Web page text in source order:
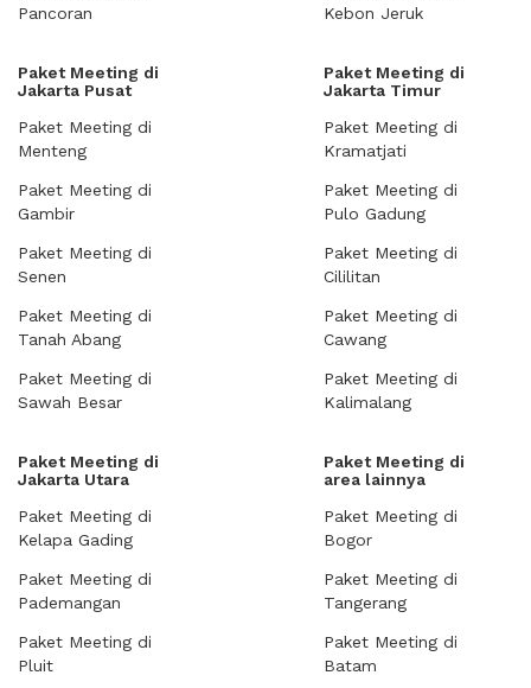
Pancoran
Kebon Jeruk
Paket Meeting di
Jakarta Pusat
Paket Meeting di
Menteng
Paket Meeting di
Gambir
Paket Meeting di
Senen
Paket Meeting di
Tanah Abang
Paket Meeting di
Sawah Besar
Paket Meeting di
Jakarta Timur
Paket Meeting di
Kramatjati
Paket Meeting di
Pulo Gadung
Paket Meeting di
Cililitan
Paket Meeting di
Cawang
Paket Meeting di
Kalimalang
Paket Meeting di
Jakarta Utara
Paket Meeting di
Kelapa Gading
Paket Meeting di
Pademangan
Paket Meeting di
Pluit
Paket Meeting di
area lainnya
Paket Meeting di
Bogor
Paket Meeting di
Tangerang
Paket Meeting di
Batam